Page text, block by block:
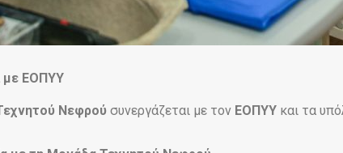
με ΕΟΠΥΥ
Νεφρού συνεργάζεται με τον ΕΟΠΥΥ και τα